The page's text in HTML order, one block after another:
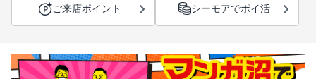
ご来店ポイント シーモアでポイ活